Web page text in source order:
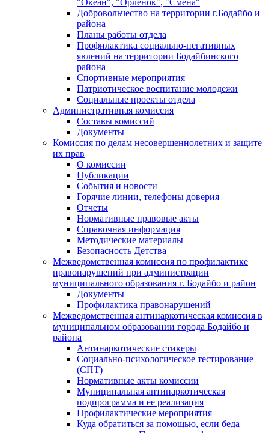
"Океан", "Орленок", "Смена"
Добровольчество на территории г.Бодайбо и
района
Планы работы отдела
Профилактика социально-негативных
явлений на территории Бодайбинского
района
Спортивные мероприятия
Патриотическое воспитание молодежи
Социальные проекты отдела
Административная комиссия
Составы комиссий
Документы
Комиссия по делам несовершеннолетних и защите
их прав
О комиссии
Публикации
События и новости
Горячие линии, телефоны доверия
Отчеты
Нормативные правовые акты
Справочная информация
Методические материалы
Безопасность Детства
Межведомственная комиссия по профилактике
правонарушений при администрации
муниципального образования г. Бодайбо и район
Документы
Профилактика правонарушений
Межведомственная антинаркотическая комиссия в
муниципальном образовании города Бодайбо и
района
Антинаркотические стикеры
Социально-психологическое тестирование
(СПТ)
Нормативные акты комиссии
Муниципальная антинаркотическая
подпрограмма и ее реализация
Профилактические мероприятия
Куда обратиться за помощью, если беда